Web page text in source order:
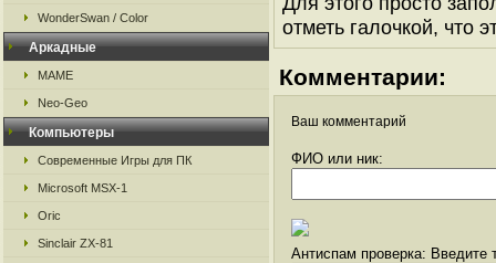
WonderSwan / Color
Аркадные
MAME
Neo-Geo
Компьютеры
Современные Игры для ПК
Microsoft MSX-1
Oric
Sinclair ZX-81
отметь галочкой, что
Комментарии:
Ваш комментарий
ФИО или ник:
Антиспам проверка: Введите